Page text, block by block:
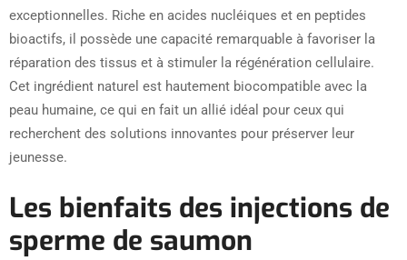
exceptionnelles. Riche en acides nucléiques et en peptides
bioactifs, il possède une capacité remarquable à favoriser la
réparation des tissus et à stimuler la régénération cellulaire.
Cet ingrédient naturel est hautement biocompatible avec la
peau humaine, ce qui en fait un allié idéal pour ceux qui
recherchent des solutions innovantes pour préserver leur
jeunesse.
Les bienfaits des injections de
sperme de saumon